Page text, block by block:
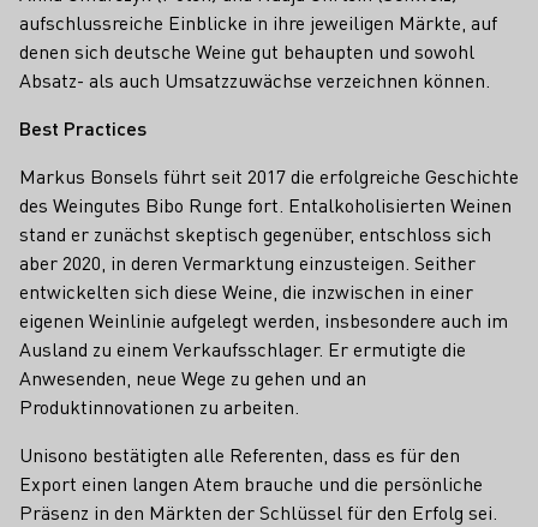
aufschlussreiche Einblicke in ihre jeweiligen Märkte, auf
denen sich deutsche Weine gut behaupten und sowohl
Absatz- als auch Umsatzzuwächse verzeichnen können.
Best Practices
Markus Bonsels führt seit 2017 die erfolgreiche Geschichte
des Weingutes Bibo Runge fort. Entalkoholisierten Weinen
stand er zunächst skeptisch gegenüber, entschloss sich
aber 2020, in deren Vermarktung einzusteigen. Seither
entwickelten sich diese Weine, die inzwischen in einer
eigenen Weinlinie aufgelegt werden, insbesondere auch im
Ausland zu einem Verkaufsschlager. Er ermutigte die
Anwesenden, neue Wege zu gehen und an
Produktinnovationen zu arbeiten.
Unisono bestätigten alle Referenten, dass es für den
Export einen langen Atem brauche und die persönliche
Präsenz in den Märkten der Schlüssel für den Erfolg sei.